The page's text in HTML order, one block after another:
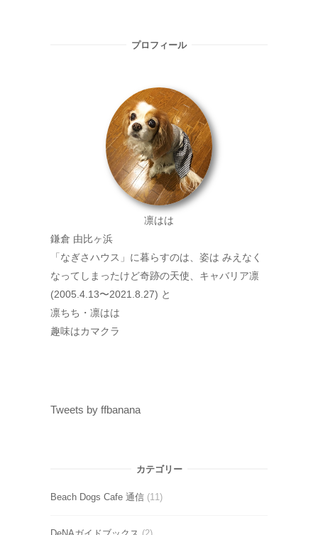
プロフィール
凛はは
鎌倉 由比ヶ浜
「なぎさハウス」に暮らすのは、姿は みえなく
なってしまったけど奇跡の天使、キャバリア凛
(2005.4.13〜2021.8.27) と
凛ちち・凛はは
趣味はカマクラ
Tweets by ffbanana
カテゴリー
Beach Dogs Cafe 通信 (11)